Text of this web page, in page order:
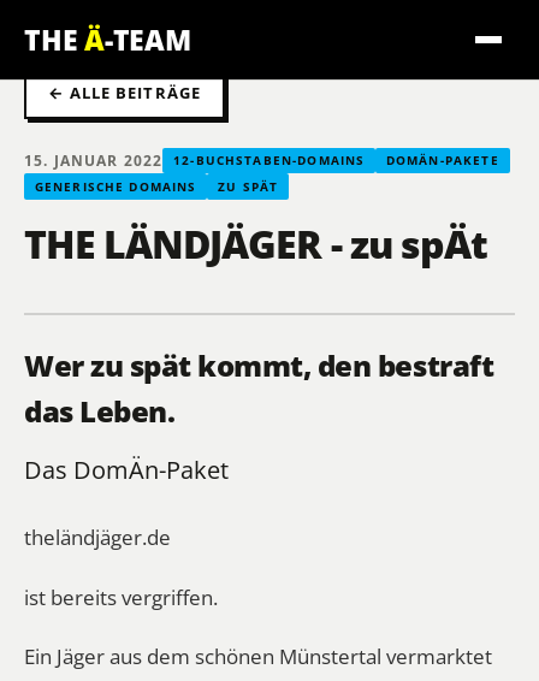
THEÄ-TEAM
← ALLE BEITRÄGE
15. JANUAR 2022 12-BUCHSTABEN-DOMAINS
DOMÄN-PAKETE
GENERISCHE DOMAINS
ZU SPÄT
THE LÄNDJÄGER - zu spÄt
Wer zu spät kommt, den bestraft
das Leben.
Das DomÄn-Paket
theländjäger.de
ist bereits vergriffen.
Ein Jäger aus dem schönen Münstertal vermarktet